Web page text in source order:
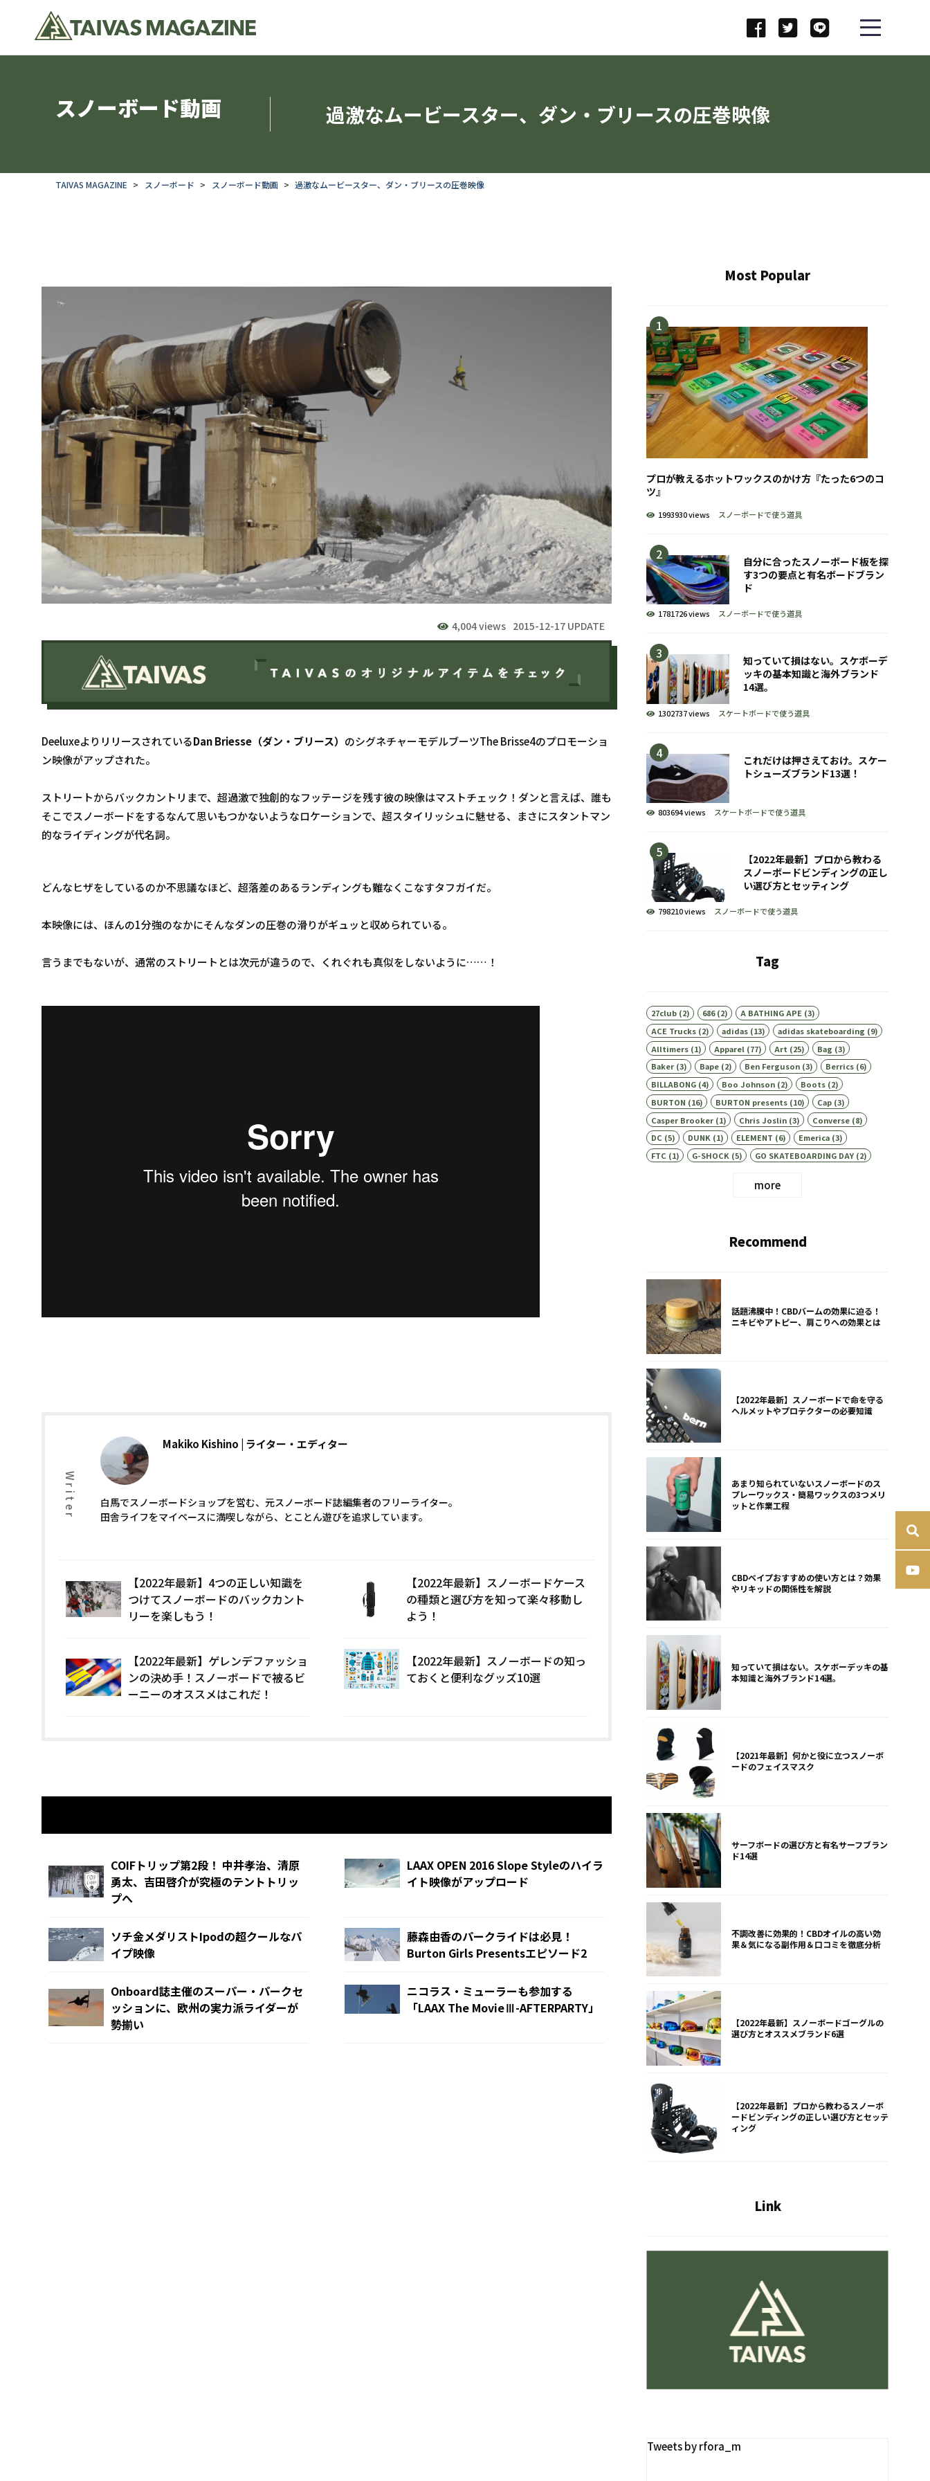
スノーボード動画 過激なムービースター、ダン・ブリースの圧巻映像
TAIVAS MAGAZINE スノーボード スノーボード動画 過激なムービースター、ダン・ブリースの圧巻映像
4,004 views 2015-12-17 UPDATE
DeeluxeよりリリースされているDan Briesse（ダン・ブリース） のシグネチャーモデルブーツThe Brisse4のプロモーショ
ン映像がアップされた。
ストリートからバックカントリまで、超過激で独創的なフッテージを残す彼の映像はマストチェック！ダンと言えば、誰も
そこでスノーボードをするなんて思いもつかないようなロケーションで、超スタイリッシュに魅せる、まさにスタントマン
的なライディングが代名詞。
どんなヒザをしているのか不思議なほど、超落差のあるランディングも難なくこなすタフガイだ。
本映像には、ほんの1分強のなかにそんなダンの圧巻の滑りがギュッと収められている。
言うまでもないが、通常のストリートとは次元が違うので、くれぐれも真似をしないように……！
Writer
Makiko Kishino ライター・エディター
白馬でスノーボードショップを営む、元スノーボード誌編集者のフリーライター。
田舎ライフをマイペースに満喫しながら、とことん遊びを追求しています。
【2022年最新】4つの正しい知識を
つけてスノーボードのバックカント
リーを楽しもう！
【2022年最新】スノーボードケース
の種類と選び方を知って楽々移動し
よう！
【2022年最新】ゲレンデファッショ
ンの決め手！スノーボードで被るビ
ーニーのオススメはこれだ！
【2022年最新】スノーボードの知っ
ておくと便利なグッズ10選
COIFトリップ第2段！ 中井孝治、清原
勇太、吉田啓介が究極のテントトリッ
プへ
LAAX OPEN 2016 Slope Styleのハイラ
イト映像がアップロード
ソチ金メダリストIpodの超クールなパ
イプ映像
藤森由香のパークライドは必見！
Burton Girls Presentsエピソード2
Onboard誌主催のスーパー・パークセ
ッションに、欧州の実力派ライダーが
勢揃い
ニコラス・ミューラーも参加する
「LAAX The MovieⅢ-AFTERPARTY」
Most Popular
プロが教えるホットワックスのかけ方『たった6つのコ
ツ』
1993930 views スノーボードで使う道具
自分に合ったスノーボード板を探
す3つの要点と有名ボードブラン
ド
1781726 views スノーボードで使う道具
知っていて損はない。スケボーデ
ッキの基本知識と海外ブランド
14選。
1302737 views スケートボードで使う道具
これだけは押さえておけ。スケー
トシューズブランド13選！
803694 views スケートボードで使う道具
【2022年最新】プロから教わる
スノーボードビンディングの正し
い選び方とセッティング
798210 views スノーボードで使う道具
Tag
27club(2) 686(2) A BATHING APE(3)
ACE Trucks(2) adidas(13) adidas skateboarding (9)
Alltimers(1) Apparel (77) Art (25) Bag (3)
Baker(3) Bape(2) Ben Ferguson(3) Berrics(6)
BILLABONG(4) Boo Johnson(2) Boots(2)
BURTON (16) BURTON presents(10) Cap(3)
Casper Brooker(1) Chris Joslin(3) Converse(8)
DC (5) DUNK(1) ELEMENT (6) Emerica(3)
FTC (1) G-SHOCK (5) GO SKATEBOARDING DAY(2)
more
Recommend
話題沸騰中！CBDバームの効果に迫る！
ニキビやアトピー、肩こりへの効果とは
【2022年最新】スノーボードで命を守る
ヘルメットやプロテクターの必要知識
あまり知られていないスノーボードのス
プレーワックス・簡易ワックスの3つメリ
ットと作業工程
CBDベイプおすすめの使い方とは？効果
やリキッドの関係性を解説
知っていて損はない。スケボーデッキの基
本知識と海外ブランド14選。
【2021年最新】何かと役に立つスノーボ
ードのフェイスマスク
サーフボードの選び方と有名サーフブラン
ド14選
不調改善に効果的！CBDオイルの高い効
果＆気になる副作用＆口コミを徹底分析
【2022年最新】スノーボードゴーグルの
選び方とオススメブランド6選
【2022年最新】プロから教わるスノーボ
ードビンディングの正しい選び方とセッテ
ィング
Link
Tweets by rfora_m